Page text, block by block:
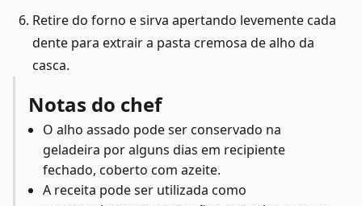
Retire do forno e sirva apertando levemente cada
dente para extrair a pasta cremosa de alho da
casca.
Notas do chef
O alho assado pode ser conservado na
geladeira por alguns dias em recipiente
fechado, coberto com azeite.
A receita pode ser utilizada como